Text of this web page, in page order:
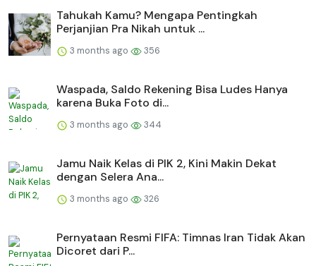
Tahukah Kamu? Mengapa Pentingkah
Perjanjian Pra Nikah untuk ...
3 months ago 356
Waspada, Saldo Rekening Bisa Ludes Hanya
karena Buka Foto di...
3 months ago 344
Jamu Naik Kelas di PIK 2, Kini Makin Dekat
dengan Selera Ana...
3 months ago 326
Pernyataan Resmi FIFA: Timnas Iran Tidak Akan
Dicoret dari P...